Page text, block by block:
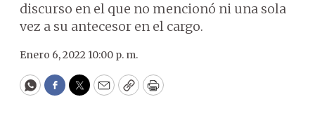
discurso en el que no mencionó ni una sola
vez a su antecesor en el cargo.
Enero 6, 2022 10:00 p. m.
WhatsApp
Facebook
Twitter
EmailCopyPrint